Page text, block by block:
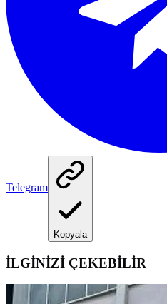
Telegram
Kopyala
İLGİNİZİ ÇEKEBİLİR